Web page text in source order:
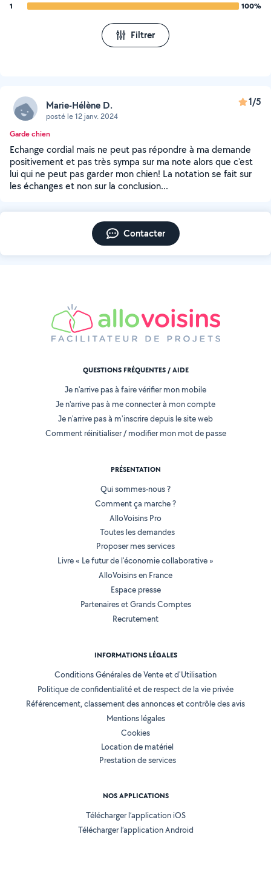
1
100%
Filtrer
Marie-Hélène D.
posté le 12 janv. 2024
1/5
Garde chien
Echange cordial mais ne peut pas répondre à ma demande
positivement et pas très sympa sur ma note alors que c'est
lui qui ne peut pas garder mon chien! La notation se fait sur
les échanges et non sur la conclusion...
Contacter
QUESTIONS FRÉQUENTES / AIDE
Je n'arrive pas à faire vérifier mon mobile
Je n'arrive pas à me connecter à mon compte
Je n'arrive pas à m'inscrire depuis le site web
Comment réinitialiser / modifier mon mot de passe
PRÉSENTATION
Qui sommes-nous ?
Comment ça marche ?
AlloVoisins Pro
Toutes les demandes
Proposer mes services
Livre « Le futur de l'économie collaborative »
AlloVoisins en France
Espace presse
Partenaires et Grands Comptes
Recrutement
INFORMATIONS LÉGALES
Conditions Générales de Vente et d'Utilisation
Politique de confidentialité et de respect de la vie privée
Référencement, classement des annonces et contrôle des avis
Mentions légales
Cookies
Location de matériel
Prestation de services
NOS APPLICATIONS
Télécharger l’application iOS
Télécharger l’application Android